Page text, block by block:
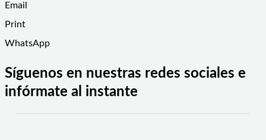
Email
Print
WhatsApp
Síguenos en nuestras redes sociales e
infórmate al instante